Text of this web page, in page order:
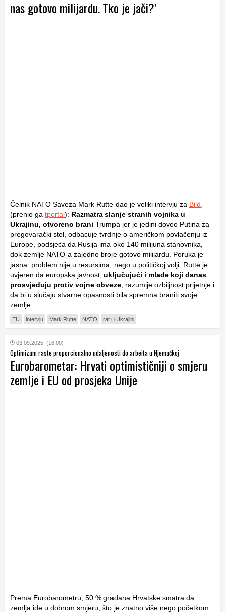
nas gotovo milijardu. Tko je jači?’
Čelnik NATO Saveza Mark Rutte dao je veliki intervju za Bild,
(prenio ga tportal): Razmatra slanje stranih vojnika u
Ukrajinu, otvoreno brani Trumpa jer je jedini doveo Putina za
pregovarački stol, odbacuje tvrdnje o američkom povlačenju iz
Europe, podsjeća da Rusija ima oko 140 milijuna stanovnika,
dok zemlje NATO-a zajedno broje gotovo milijardu. Poruka je
jasna: problem nije u resursima, nego u političkoj volji. Rutte je
uvjeren da europska javnost, uključujući i mlade koji danas
prosvjeduju protiv vojne obveze , razumije ozbiljnost prijetnje i
da bi u slučaju stvarne opasnosti bila spremna braniti svoje
zemlje.
EU intervju Mark Rutte NATO rat u Ukrajini
03.09.2025. (16:00)
Optimizam raste proporcionalno udaljenosti do arbeita u Njemačkoj
Eurobarometar: Hrvati optimističniji o smjeru
zemlje i EU od prosjeka Unije
Prema Eurobarometru, 50 % građana Hrvatske smatra da
zemlja ide u dobrom smjeru, što je znatno više nego početkom